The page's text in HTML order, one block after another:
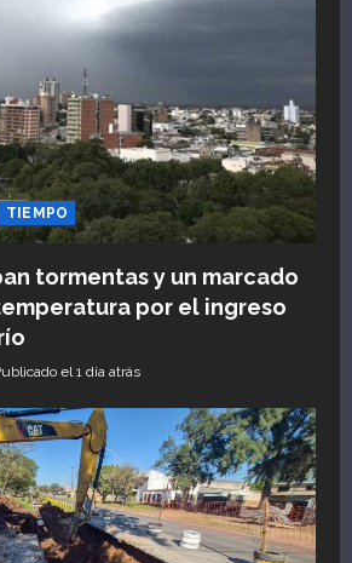
TIEMPO
tormentas y un marcado
por el ingreso
el 1 día atrás